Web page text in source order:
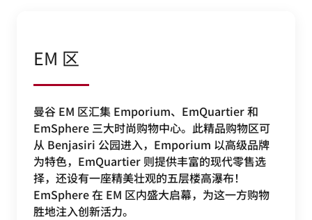
EM 区
曼谷 EM 区汇集 Emporium、EmQuartier 和
EmSphere 三大时尚购物中心。此精品购物区可
从 Benjasiri 公园进入，Emporium 以高级品牌
为特色，EmQuartier 则提供丰富的现代零售选
择，还设有一座精美壮观的五层楼高瀑布！
EmSphere 在 EM 区内盛大启幕，为这一方购物
胜地注入创新活力。